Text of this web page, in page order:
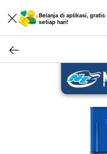
Belanja di aplikasi,
setiap hari!